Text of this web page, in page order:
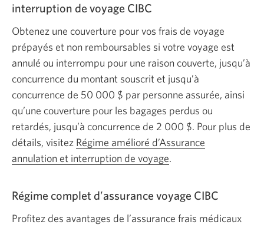
interruption de voyage CIBC
Obtenez une couverture pour vos frais de voyage
prépayés et non remboursables si votre voyage est
annulé ou interrompu pour une raison couverte, jusqu’à
concurrence du montant souscrit et jusqu’à
concurrence de 50 000 $ par personne assurée, ainsi
qu’une couverture pour les bagages perdus ou
retardés, jusqu’à concurrence de 2 000 $. Pour plus de
détails, visitez Régime amélioré d’Assurance
annulation et interruption de voyage.
Régime complet d’assurance voyage CIBC
Profitez des avantages de l’assurance frais médicaux